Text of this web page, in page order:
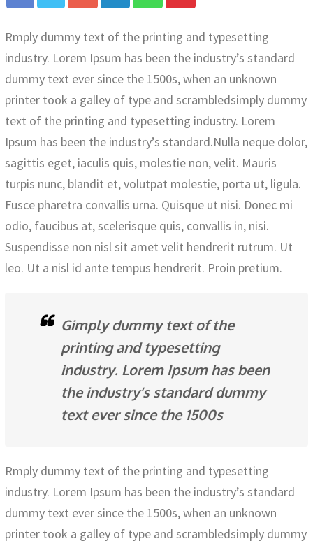
Rmply dummy text of the printing and typesetting
industry. Lorem Ipsum has been the industry’s standard
dummy text ever since the 1500s, when an unknown
printer took a galley of type and scrambledsimply dummy
text of the printing and typesetting industry. Lorem
Ipsum has been the industry’s standard.Nulla neque dolor,
sagittis eget, iaculis quis, molestie non, velit. Mauris
turpis nunc, blandit et, volutpat molestie, porta ut, ligula.
Fusce pharetra convallis urna. Quisque ut nisi. Donec mi
odio, faucibus at, scelerisque quis, convallis in, nisi.
Suspendisse non nisl sit amet velit hendrerit rutrum. Ut
leo. Ut a nisl id ante tempus hendrerit. Proin pretium.
Gimply dummy text of the
printing and typesetting
industry. Lorem Ipsum has been
the industry’s standard dummy
text ever since the 1500s
Rmply dummy text of the printing and typesetting
industry. Lorem Ipsum has been the industry’s standard
dummy text ever since the 1500s, when an unknown
printer took a galley of type and scrambledsimply dummy